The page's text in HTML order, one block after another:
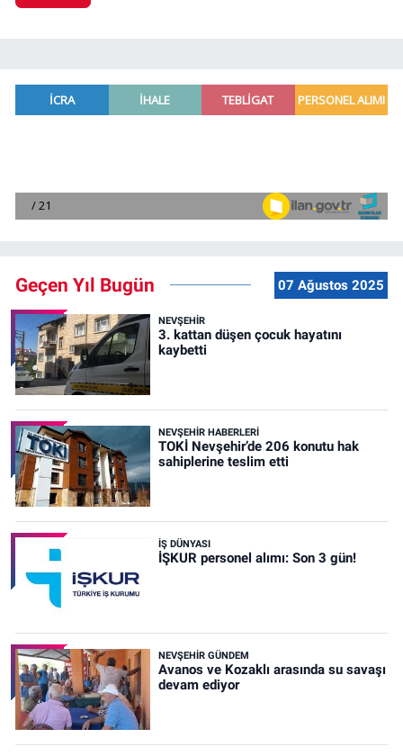
Geçen Yıl Bugün 07 Ağustos 2025
NEVŞEHIR
3. kattan düşen çocuk hayatını
kaybetti
NEVŞEHIR HABERLERI
TOKİ Nevşehir’de 206 konutu hak
sahiplerine teslim etti
İŞ DÜNYASI
İŞKUR personel alımı: Son 3 gün!
NEVŞEHIR GÜNDEM
Avanos ve Kozaklı arasında su savaşı
devam ediyor